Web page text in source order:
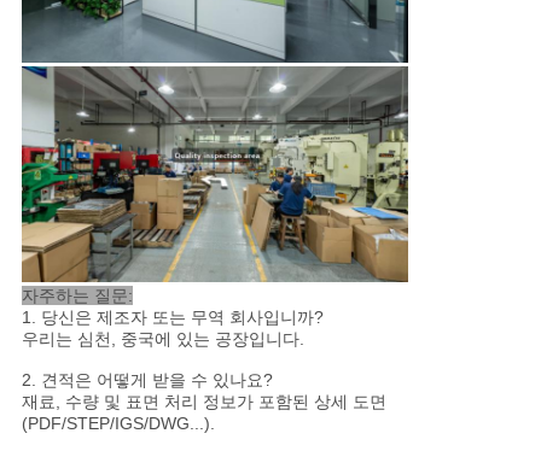
자주하는 질문:
1. 당신은 제조자 또는 무역 회사입니까?
우리는 심천, 중국에 있는 공장입니다.
2. 견적은 어떻게 받을 수 있나요?
재료, 수량 및 표면 처리 정보가 포함된 상세 도면
(PDF/STEP/IGS/DWG...).